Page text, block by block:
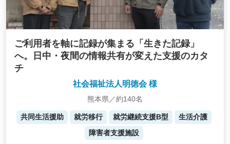
ご利用者を軸に記録が集まる「生きた記録」
へ。日中・夜間の情報共有が変えた支援のカタ
チ
社会福祉法人明徳会 様
熊本県／約140名
共同生活援助 就労移行 就労継続支援B型
生活介護
障害者支援施設